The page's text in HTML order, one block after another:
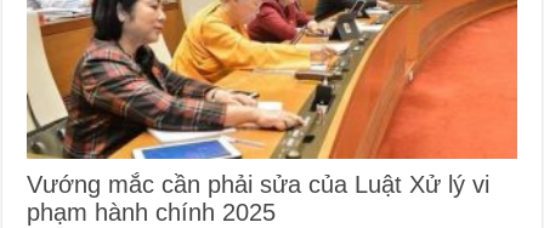
Vướng mắc cần phải sửa của Luật Xử lý vi
phạm hành chính 2025